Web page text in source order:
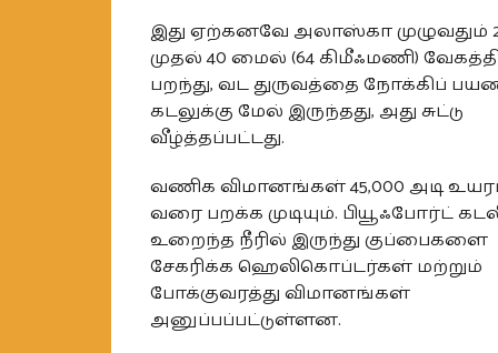
இது ஏற்கனவே அலாஸ்கா முழுவதும்
முதல் 40 மைல் (64 கிமீஃமணி)
பறந்து, வட துருவத்தை நோக்கிப்
கடலுக்கு மேல் இருந்தது, அது சுட்டு
வீழ்த்தப்பட்டது.
வணிக விமானங்கள் 45,000 அடி
வரை பறக்க முடியும். பியூஃபோர்ட்
உறைந்த நீரில் இருந்து குப்பைகளை
சேகரிக்க ஹெலிகொப்டர்கள் மற்றும்
போக்குவரத்து விமானங்கள்
அனுப்பப்பட்டுள்ளன.